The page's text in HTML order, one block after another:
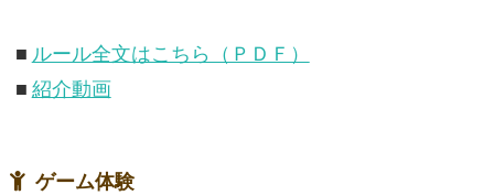
■ ルール全文はこちら（ＰＤＦ）
■ 紹介動画
ゲーム体験